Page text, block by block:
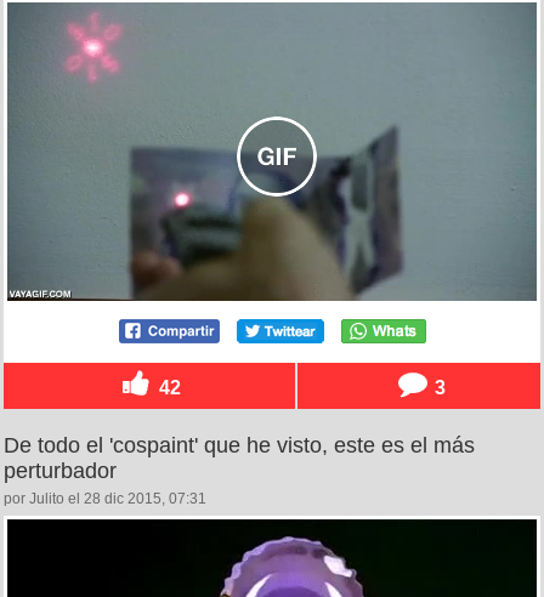
42 3
De todo el 'cospaint' que he visto, este es el más
perturbador
por Julito el 28 dic 2015, 07:31